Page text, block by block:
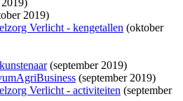
2019)
Verlicht - kengetallen (oktober
(september 2019)
(september 2019)
Verlicht - activiteiten (september